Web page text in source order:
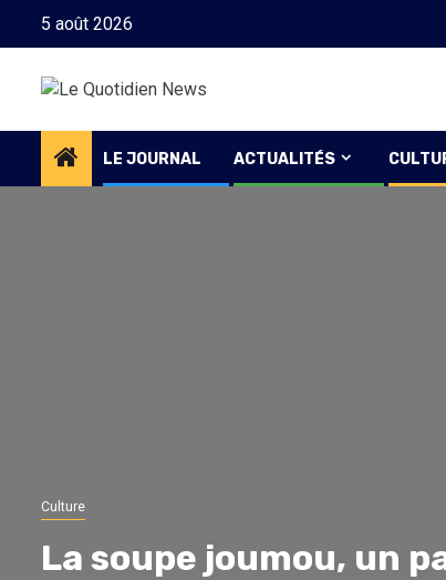
5 août 2026
LE JOURNAL ACTUALITÉS
Culture
La soupe joumou, un